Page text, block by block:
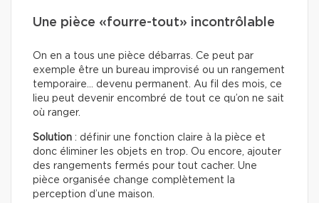
Une pièce «fourre-tout» incontrôlable
On en a tous une pièce débarras. Ce peut par
exemple être un bureau improvisé ou un rangement
temporaire… devenu permanent. Au fil des mois, ce
lieu peut devenir encombré de tout ce qu’on ne sait
où ranger.
Solution : définir une fonction claire à la pièce et
donc éliminer les objets en trop. Ou encore, ajouter
des rangements fermés pour tout cacher. Une
pièce organisée change complètement la
perception d’une maison.